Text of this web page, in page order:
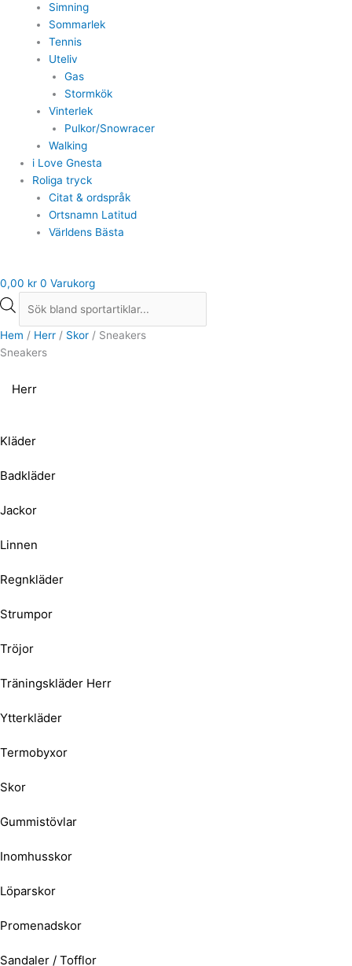
Simning
Sommarlek
Tennis
Uteliv
Gas
Stormkök
Vinterlek
Pulkor/Snowracer
Walking
i Love Gnesta
Roliga tryck
Citat & ordspråk
Ortsnamn Latitud
Världens Bästa
0,00 kr 0 Varukorg
Hem / Herr / Skor / Sneakers
Sneakers
Herr
Kläder
Badkläder
Jackor
Linnen
Regnkläder
Strumpor
Tröjor
Träningskläder Herr
Ytterkläder
Termobyxor
Skor
Gummistövlar
Inomhusskor
Löparskor
Promenadskor
Sandaler / Tofflor